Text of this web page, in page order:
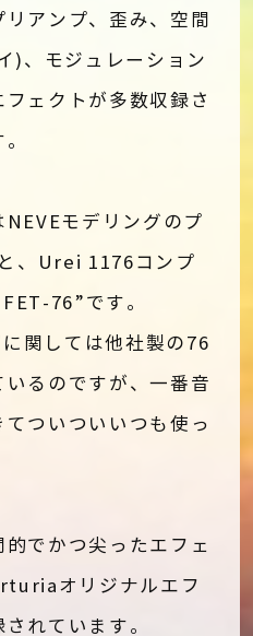
アンプ、歪み、空間
)、モジュレーション
ェクトが多数収録さ
モデリングのプ
、Urei 1176コンプ
76”です。
関しては他社製の76
るのですが、一番音
ついついいつも使っ
でかつ尖ったエフェ
オリジナルエフ
れています。